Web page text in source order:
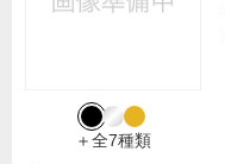
＋全7種類